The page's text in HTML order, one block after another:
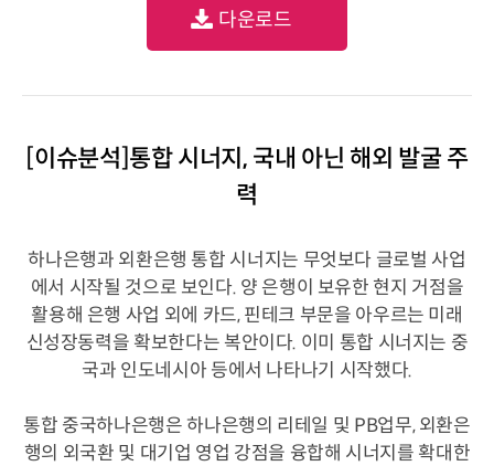
다운로드
[이슈분석]통합 시너지, 국내 아닌 해외 발굴 주
력
하나은행과 외환은행 통합 시너지는 무엇보다 글로벌 사업
에서 시작될 것으로 보인다. 양 은행이 보유한 현지 거점을
활용해 은행 사업 외에 카드, 핀테크 부문을 아우르는 미래
신성장동력을 확보한다는 복안이다. 이미 통합 시너지는 중
국과 인도네시아 등에서 나타나기 시작했다.
통합 중국하나은행은 하나은행의 리테일 및 PB업무, 외환은
행의 외국환 및 대기업 영업 강점을 융합해 시너지를 확대한